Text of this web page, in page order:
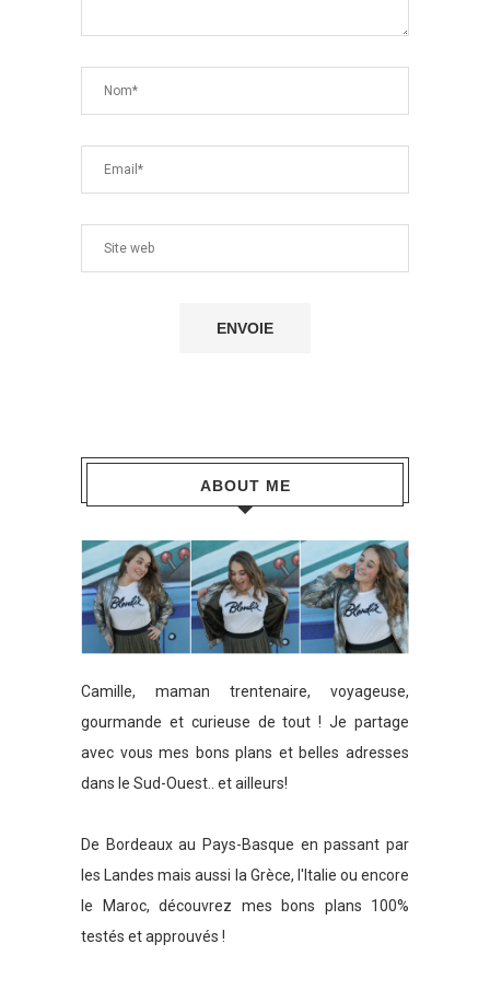
ABOUT ME
Camille, maman trentenaire, voyageuse,
gourmande et curieuse de tout ! Je partage
avec vous mes bons plans et belles adresses
dans le Sud-Ouest.. et ailleurs!
De Bordeaux au Pays-Basque en passant par
les Landes mais aussi la Grèce, l'Italie ou encore
le Maroc, découvrez mes bons plans 100%
testés et approuvés !